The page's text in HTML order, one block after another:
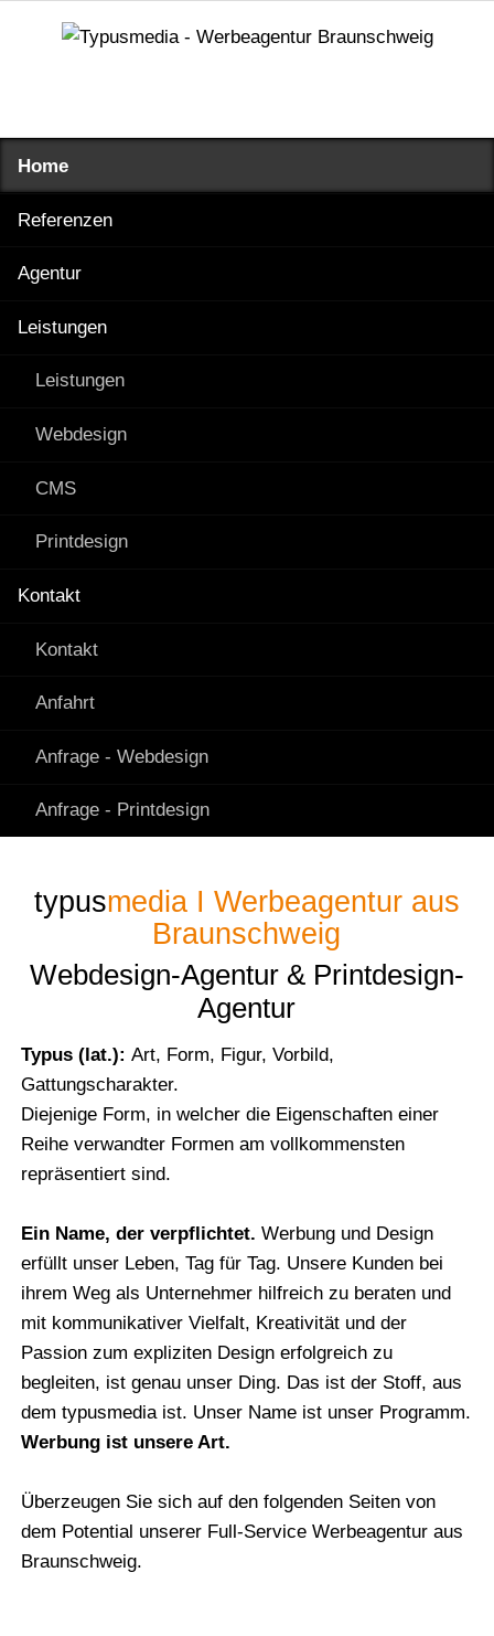
Home
Referenzen
Agentur
Leistungen
Leistungen
Webdesign
CMS
Printdesign
Kontakt
Kontakt
Anfahrt
Anfrage - Webdesign
Anfrage - Printdesign
typusmedia I Werbeagentur aus
Braunschweig
Webdesign-Agentur & Printdesign-
Agentur
Typus (lat.): Art, Form, Figur, Vorbild,
Gattungscharakter.
Diejenige Form, in welcher die Eigenschaften einer
Reihe verwandter Formen am vollkommensten
repräsentiert sind.
Ein Name, der verpflichtet. Werbung und Design
erfüllt unser Leben, Tag für Tag. Unsere Kunden bei
ihrem Weg als Unternehmer hilfreich zu beraten und
mit kommunikativer Vielfalt, Kreativität und der
Passion zum expliziten Design erfolgreich zu
begleiten, ist genau unser Ding. Das ist der Stoff, aus
dem typusmedia ist. Unser Name ist unser Programm.
Werbung ist unsere Art.
Überzeugen Sie sich auf den folgenden Seiten von
dem Potential unserer Full-Service Werbeagentur aus
Braunschweig.